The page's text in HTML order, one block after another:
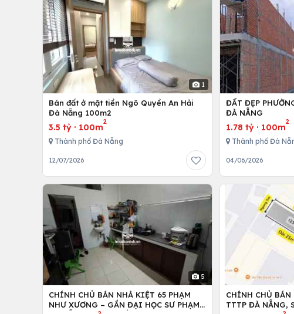
1
Bán đất ở mặt tiền Ngô Quyền An Hải
Đà Nẵng 100m2
3.5 tỷ · 100m
2
Thành phố Đà Nẵng
12/07/2026
ĐẤT ĐẸP
ĐÀ NẴNG
1.78 tỷ · 100m
2
Thành phố Đà
04/06/2026
5
CHÍNH CHỦ BÁN NHÀ KIỆT 65 PHẠM
NHƯ XƯƠNG – GẦN ĐẠI HỌC SƯ PHẠM
CHÍNH CHỦ
TTTP ĐÀ NẴNG,